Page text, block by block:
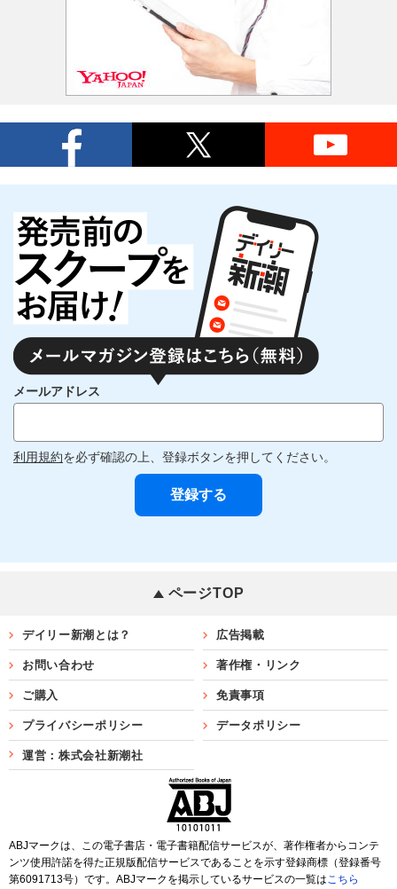
メールアドレス
利用規約を必ず確認の上、登録ボタンを押してください。
ページTOP
デイリー新潮とは？ 広告掲載
お問い合わせ 著作権・リンク
ご購入 免責事項
プライバシーポリシー データポリシー
運営：株式会社新潮社
ABJマークは、この電子書店・電子書籍配信サービスが、著作権者からコンテ
ンツ使用許諾を得た正規版配信サービスであることを示す登録商標（登録番号
第6091713号）です。ABJマークを掲示しているサービスの一覧はこちら